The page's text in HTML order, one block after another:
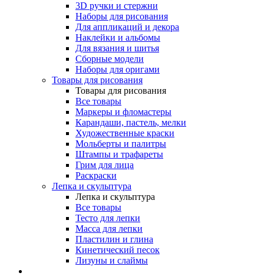
3D ручки и стержни
Наборы для рисования
Для аппликаций и декора
Наклейки и альбомы
Для вязания и шитья
Сборные модели
Наборы для оригами
Товары для рисования
Товары для рисования
Все товары
Маркеры и фломастеры
Карандаши, пастель, мелки
Художественные краски
Мольберты и палитры
Штампы и трафареты
Грим для лица
Раскраски
Лепка и скульптура
Лепка и скульптура
Все товары
Тесто для лепки
Масса для лепки
Пластилин и глина
Кинетический песок
Лизуны и слаймы